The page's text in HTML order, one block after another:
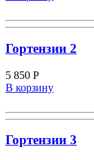
Гортензии 2
5 850 Р
В корзину
Гортензии 3